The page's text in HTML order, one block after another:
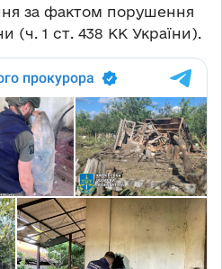
за фактом порушення
(ч. 1 ст. 438 КК України).